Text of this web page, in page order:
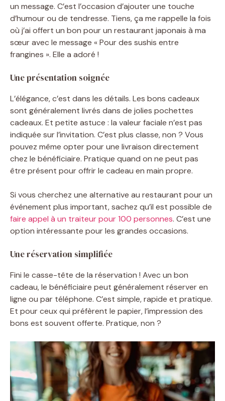
un message. C’est l’occasion d’ajouter une touche
d’humour ou de tendresse. Tiens, ça me rappelle la fois
où j’ai offert un bon pour un restaurant japonais à ma
sœur avec le message « Pour des sushis entre
frangines ». Elle a adoré !
Une présentation soignée
L’élégance, c’est dans les détails. Les bons cadeaux
sont généralement livrés dans de jolies pochettes
cadeaux. Et petite astuce : la valeur faciale n’est pas
indiquée sur l’invitation. C’est plus classe, non ? Vous
pouvez même opter pour une livraison directement
chez le bénéficiaire. Pratique quand on ne peut pas
être présent pour offrir le cadeau en main propre.
Si vous cherchez une alternative au restaurant pour un
événement plus important, sachez qu’il est possible de
faire appel à un traiteur pour 100 personnes. C’est une
option intéressante pour les grandes occasions.
Une réservation simplifiée
Fini le casse-tête de la réservation ! Avec un bon
cadeau, le bénéficiaire peut généralement réserver en
ligne ou par téléphone. C’est simple, rapide et pratique.
Et pour ceux qui préfèrent le papier, l’impression des
bons est souvent offerte. Pratique, non ?